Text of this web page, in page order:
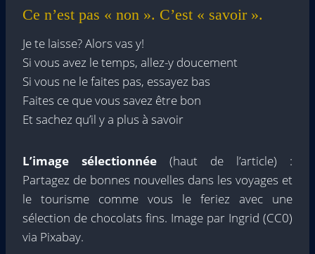
Ce n’est pas « non ». C’est « savoir ».
Je te laisse? Alors vas y!
Si vous avez le temps, allez-y doucement
Si vous ne le faites pas, essayez bas
Faites ce que vous savez être bon
Et sachez qu’il y a plus à savoir
L’image sélectionnée (haut de l’article) :
Partagez de bonnes nouvelles dans les voyages et
le tourisme comme vous le feriez avec une
sélection de chocolats fins. Image par Ingrid (CC0)
via Pixabay.